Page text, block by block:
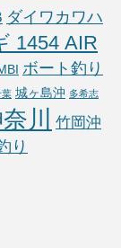
ダイワカワハ
1454 AIR
ボート釣り
葉 城ヶ島沖 多希志
川
竹岡沖
り